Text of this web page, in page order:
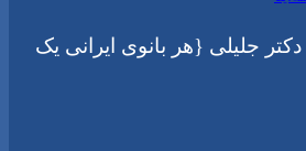
جلیلی {هر بانوی ایرانی یک